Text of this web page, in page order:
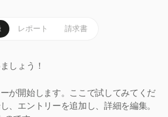
レポート 請求書
しょう！
が開始します。ここで試してみてくだ
、エントリーを追加し、詳細を編集。